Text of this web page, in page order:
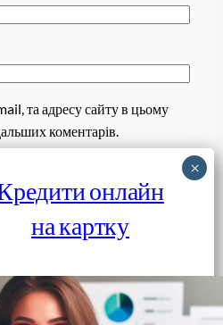
та адресу сайту в цьому
коментарів.
Завантажити
онлайн
на картку